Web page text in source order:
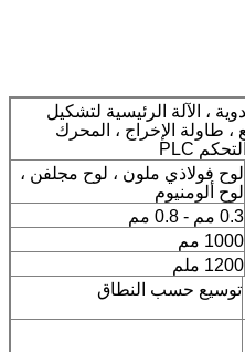
الرئيسية لتشكيل
الإخراج ، المحرك
ملون ، لوح مجلفن ،
النطاق